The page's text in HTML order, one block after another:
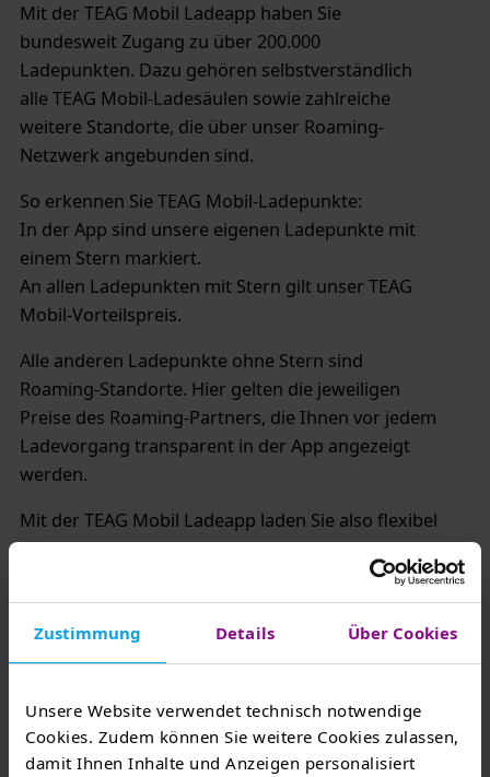
Zustimmung Details Über Cookies
Unsere Website verwendet technisch notwendige
Cookies. Zudem können Sie weitere Cookies zulassen,
damit Ihnen Inhalte und Anzeigen personalisiert
Mit der TEAG Mobil Ladeapp haben Sie
bundesweit Zugang zu über 200.000
Ladepunkten. Dazu gehören selbstverständlich
alle TEAG Mobil-Ladesäulen sowie zahlreiche
weitere Standorte, die über unser Roaming-
Netzwerk angebunden sind.
So erkennen Sie TEAG Mobil-Ladepunkte:
In der App sind unsere eigenen Ladepunkte mit
einem Stern markiert.
An allen Ladepunkten mit Stern gilt unser TEAG
Mobil-Vorteilspreis.
Alle anderen Ladepunkte ohne Stern sind
Roaming-Standorte. Hier gelten die jeweiligen
Preise des Roaming-Partners, die Ihnen vor jedem
Ladevorgang transparent in der App angezeigt
werden.
Mit der TEAG Mobil Ladeapp laden Sie also flexibel
im gesamten Netzwerk und profitieren an
unseren eigenen Standorten weiterhin von
unserem Vorteilspreis.
War diese Antwort hilfreich?
Nein